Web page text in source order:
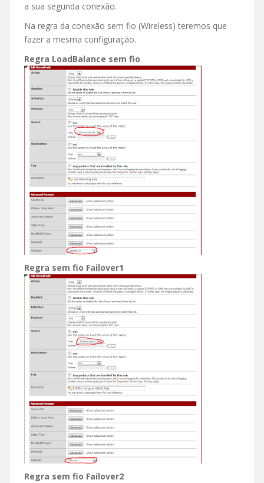
a sua segunda conexão.
Na regra da conexão sem fio (Wireless) teremos que
fazer a mesma configuração.
Regra LoadBalance sem fio
Regra sem fio Failover1
Regra sem fio Failover2